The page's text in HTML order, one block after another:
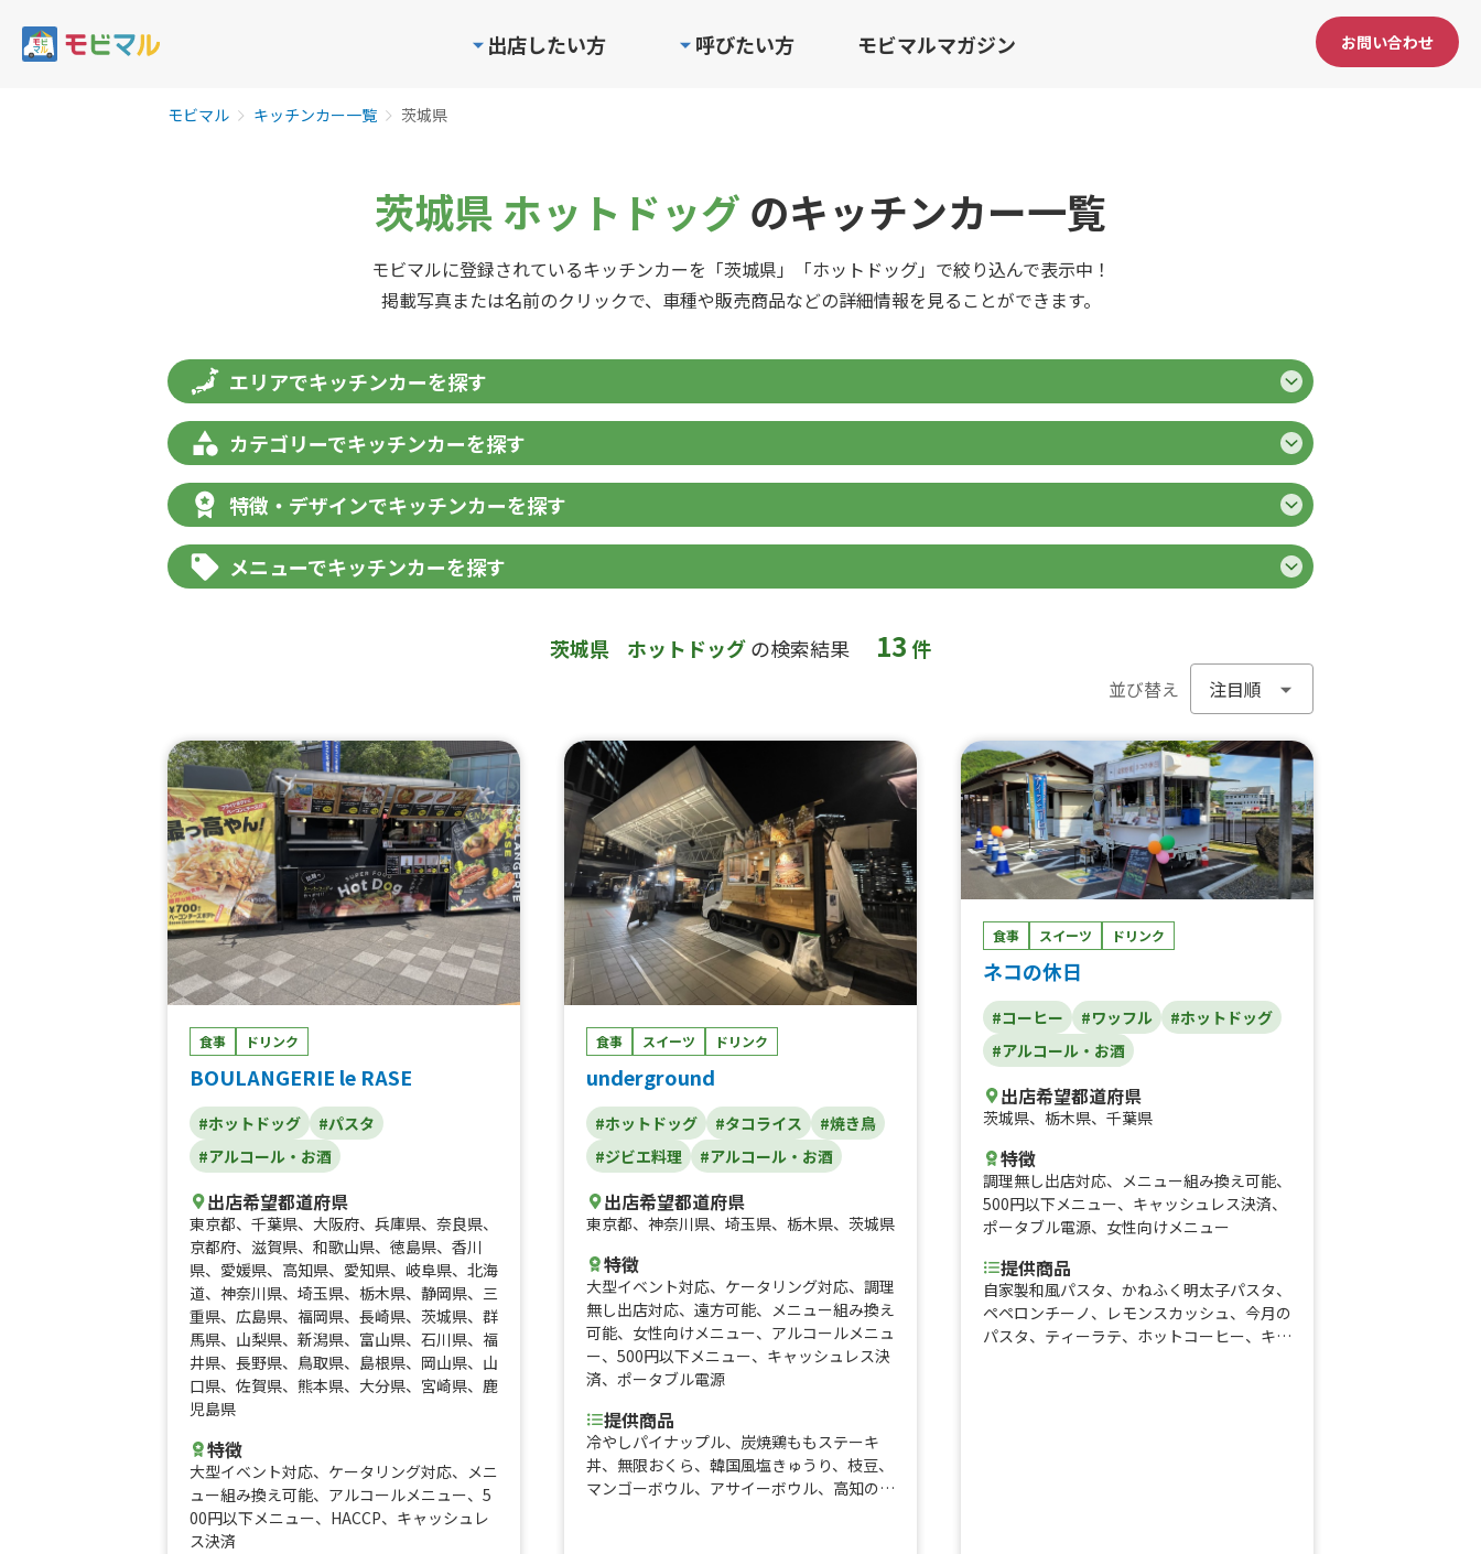
出店したい方 呼びたい方 モビマルマガジン お問い合わせ
モビマル キッチンカー一覧 茨城県
茨城県 ホットドッグ のキッチンカー一覧
モビマルに登録されているキッチンカーを「茨城県」「ホットドッグ」で絞り込んで表示中！
掲載写真または名前のクリックで、車種や販売商品などの詳細情報を見ることができます。
エリアでキッチンカーを探す
カテゴリーでキッチンカーを探す
特徴・デザインでキッチンカーを探す
メニューでキッチンカーを探す
茨城県 ホットドッグの検索結果 13件
並び替え
食事 ドリンク
BOULANGERIE le RASE
#ホットドッグ
#パスタ
#アルコール・お酒
出店希望都道府県
東京都、 千葉県、 大阪府、 兵庫県、 奈良県、
京都府、 滋賀県、 和歌山県、 徳島県、 香川
県、 愛媛県、 高知県、 愛知県、 岐阜県、 北海
道、 神奈川県、 埼玉県、 栃木県、 静岡県、 三
重県、 広島県、 福岡県、 長崎県、 茨城県、 群
馬県、 山梨県、 新潟県、 富山県、 石川県、 福
井県、 長野県、 鳥取県、 島根県、 岡山県、 山
口県、 佐賀県、 熊本県、 大分県、 宮崎県、 鹿
児島県
特徴
大型イベント対応、 ケータリング対応、 メニ
ュー組み換え可能、 アルコールメニュー、 5
00円以下メニュー、 HACCP、 キャッシュレ
ス決済
食事 スイーツ ドリンク
underground
#ホットドッグ #タコライス
#焼き鳥
#ジビエ料理
#アルコール・お酒
出店希望都道府県
東京都、 神奈川県、 埼玉県、 栃木県、 茨城県
特徴
大型イベント対応、 ケータリング対応、 調理
無し出店対応、 遠方可能、 メニュー組み換え
可能、 女性向けメニュー、 アルコールメニュ
ー、 500円以下メニュー、 キャッシュレス決
済、 ポータブル電源
提供商品
冷やしパイナップル、炭焼鶏ももステーキ
丼、無限おくら、韓国風塩きゅうり、枝豆、
マンゴーボウル、アサイーボウル、高知のソ
食事 スイーツ ドリンク
ネコの休日
#コーヒー #ワッフル
#ホットドッグ
#アルコール・お酒
出店希望都道府県
茨城県、 栃木県、 千葉県
特徴
調理無し出店対応、 メニュー組み換え可能、
500円以下メニュー、 キャッシュレス決済、
ポータブル電源、 女性向けメニュー
提供商品
自家製和風パスタ、かねふく明太子パスタ、
ペペロンチーノ、レモンスカッシュ、今月の
パスタ、ティーラテ、ホットコーヒー、キャ